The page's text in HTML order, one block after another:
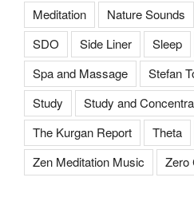
Meditation Nature Sounds
SDO
Side Liner Sleep
Spa and Massage
Stefan
Study
Study and
The Kurgan Report
Theta
Zen Meditation Music
Zero